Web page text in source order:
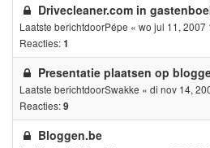
Drivecleaner.com in
Laatste berichtdoorPépe « wo jul 11, 2007
Reacties:1
Presentatie plaatsen op
Laatste berichtdoorSwakke « di nov 14,
Reacties:9
Bloggen.be